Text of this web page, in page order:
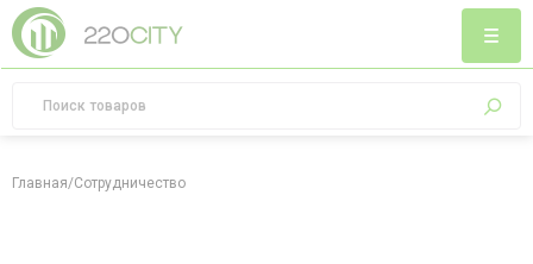
Главная/Сотрудничество